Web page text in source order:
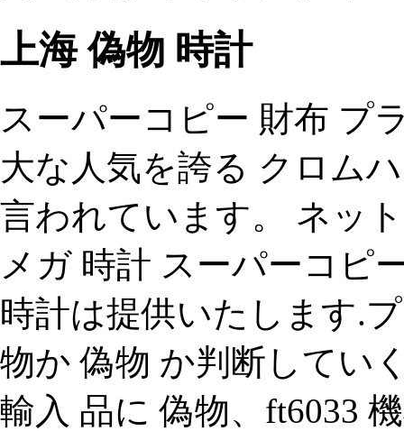
上海 偽物 時計
スーパーコピー 財布 プ
大な人気を誇る クロム
言われています。 ネッ
メガ 時計 スーパーコピ
時計は提供いたします.
物か 偽物 か判断してい
輸入 品に 偽物、ft6033